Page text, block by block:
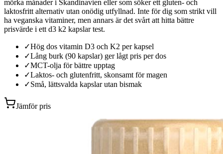
mörka månader i Skandinavien eller som söker ett gluten- och
laktosfritt alternativ utan onödig utfyllnad. Inte för dig som strikt vill
ha veganska vitaminer, men annars är det svårt att hitta bättre
prisvärde i ett d3 k2 kapslar test.
✓Hög dos vitamin D3 och K2 per kapsel
✓Lång burk (90 kapslar) ger lågt pris per dos
✓MCT-olja för bättre upptag
✓Laktos- och glutenfritt, skonsamt för magen
✓Små, lättsvalda kapslar utan bismak
Jämför pris